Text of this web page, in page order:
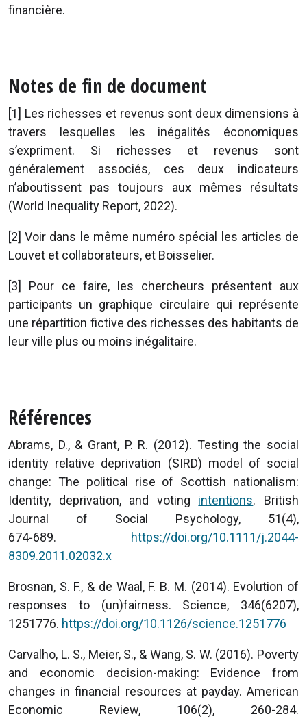
financière.
Notes de fin de document
[1] Les richesses et revenus sont deux dimensions à
travers lesquelles les inégalités économiques
s’expriment. Si richesses et revenus sont
généralement associés, ces deux indicateurs
n’aboutissent pas toujours aux mêmes résultats
(World Inequality Report, 2022).
[2] Voir dans le même numéro spécial les articles de
Louvet et collaborateurs, et Boisselier.
[3] Pour ce faire, les chercheurs présentent aux
participants un graphique circulaire qui représente
une répartition fictive des richesses des habitants de
leur ville plus ou moins inégalitaire.
Références
Abrams, D., & Grant, P. R. (2012). Testing the social
identity relative deprivation (SIRD) model of social
change: The political rise of Scottish nationalism:
Identity, deprivation, and voting intentions. British
Journal of Social Psychology, 51(4),
674‑689. https://doi.org/10.1111/j.2044-
8309.2011.02032.x
Brosnan, S. F., & de Waal, F. B. M. (2014). Evolution of
responses to (un)fairness. Science, 346(6207),
1251776. https://doi.org/10.1126/science.1251776
Carvalho, L. S., Meier, S., & Wang, S. W. (2016). Poverty
and economic decision-making: Evidence from
changes in financial resources at payday. American
Economic Review, 106(2), 260-284.